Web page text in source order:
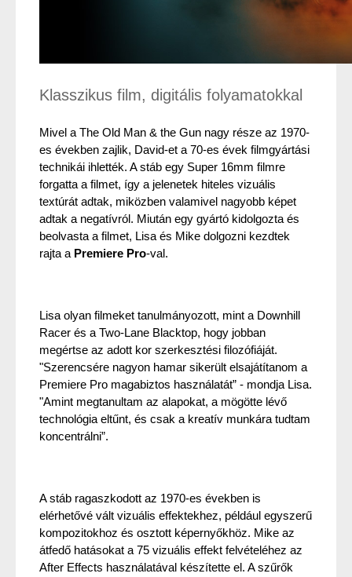
Klasszikus film, digitális folyamatokkal
Mivel a The Old Man & the Gun nagy része az 1970-
es években zajlik, David-et a 70-es évek filmgyártási
technikái ihlették. A stáb egy Super 16mm filmre
forgatta a filmet, így a jelenetek hiteles vizuális
textúrát adtak, miközben valamivel nagyobb képet
adtak a negatívról. Miután egy gyártó kidolgozta és
beolvasta a filmet, Lisa és Mike dolgozni kezdtek
rajta a Premiere Pro-val.
Lisa olyan filmeket tanulmányozott, mint a Downhill
Racer és a Two-Lane Blacktop, hogy jobban
megértse az adott kor szerkesztési filozófiáját.
"Szerencsére nagyon hamar sikerült elsajátítanom a
Premiere Pro magabiztos használatát” - mondja Lisa.
"Amint megtanultam az alapokat, a mögötte lévő
technológia eltűnt, és csak a kreatív munkára tudtam
koncentrálni”.
A stáb ragaszkodott az 1970-es években is
elérhetővé vált vizuális effektekhez, például egyszerű
kompozitokhoz és osztott képernyőkhöz. Mike az
átfedő hatásokat a 75 vizuális effekt felvételéhez az
After Effects használatával készítette el. A szűrők